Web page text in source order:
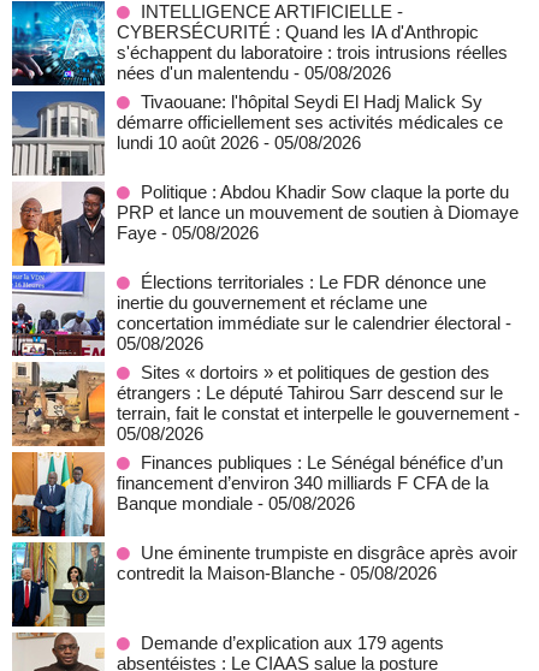
INTELLIGENCE ARTIFICIELLE -
CYBERSÉCURITÉ : Quand les IA d'Anthropic
s'échappent du laboratoire : trois intrusions réelles
nées d'un malentendu - 05/08/2026
Tivaouane: l'hôpital Seydi El Hadj Malick Sy
démarre officiellement ses activités médicales ce
lundi 10 août 2026 - 05/08/2026
Politique : Abdou Khadir Sow claque la porte du
PRP et lance un mouvement de soutien à Diomaye
Faye - 05/08/2026
Élections territoriales : Le FDR dénonce une
inertie du gouvernement et réclame une
concertation immédiate sur le calendrier électoral -
05/08/2026
Sites « dortoirs » et politiques de gestion des
étrangers : Le député Tahirou Sarr descend sur le
terrain, fait le constat et interpelle le gouvernement -
05/08/2026
Finances publiques : Le Sénégal bénéfice d’un
financement d’environ 340 milliards F CFA de la
Banque mondiale - 05/08/2026
Une éminente trumpiste en disgrâce après avoir
contredit la Maison-Blanche - 05/08/2026
Demande d’explication aux 179 agents
absentéistes : Le CIAAS salue la posture